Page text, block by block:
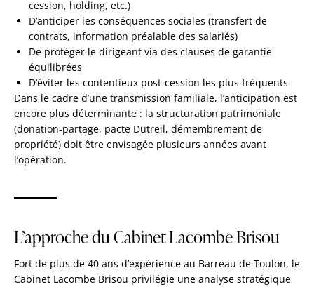
cession, holding, etc.)
D’anticiper les conséquences sociales (transfert de
contrats, information préalable des salariés)
De protéger le dirigeant via des clauses de garantie
équilibrées
D’éviter les contentieux post-cession les plus fréquents
Dans le cadre d’une transmission familiale, l’anticipation est
encore plus déterminante : la structuration patrimoniale
(donation-partage, pacte Dutreil, démembrement de
propriété) doit être envisagée plusieurs années avant
l’opération.
L’approche du Cabinet Lacombe Brisou
Fort de plus de 40 ans d’expérience au Barreau de Toulon, le
Cabinet Lacombe Brisou privilégie une analyse stratégique